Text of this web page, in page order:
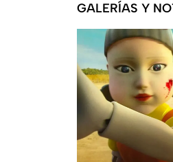
GALERÍAS Y